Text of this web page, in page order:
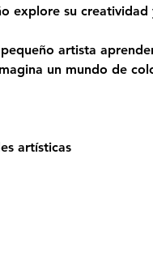
explore su creatividad
artista
un mundo de
artísticas